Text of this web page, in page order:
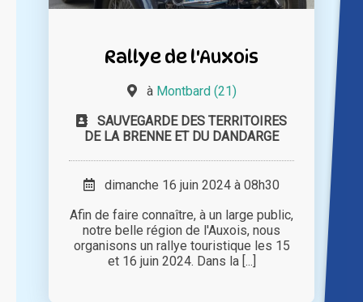
Rallye de l'Auxois
à Montbard (21)
SAUVEGARDE DES TERRITOIRES
DE LA BRENNE ET DU DANDARGE
dimanche 16 juin 2024 à 08h30
Afin de faire connaître, à un large public,
notre belle région de l'Auxois, nous
organisons un rallye touristique les 15
et 16 juin 2024. Dans la [...]